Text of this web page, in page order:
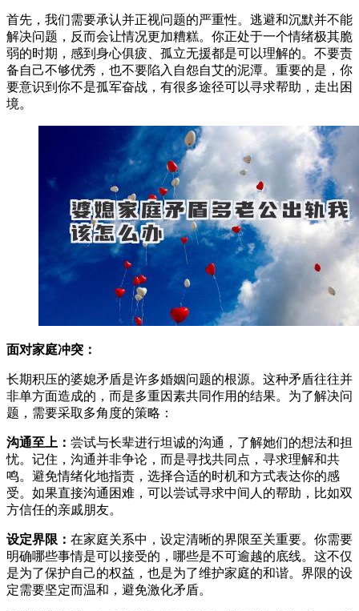
首先，我们需要承认并正视问题的严重性。逃避和沉默并不能
解决问题，反而会让情况更加糟糕。你正处于一个情绪极其脆
弱的时期，感到身心俱疲、孤立无援都是可以理解的。不要责
备自己不够优秀，也不要陷入自怨自艾的泥潭。重要的是，你
要意识到你不是孤军奋战，有很多途径可以寻求帮助，走出困
境。
面对家庭冲突：
长期积压的婆媳矛盾是许多婚姻问题的根源。这种矛盾往往并
非单方面造成的，而是多重因素共同作用的结果。为了解决问
题，需要采取多角度的策略：
沟通至上： 尝试与长辈进行坦诚的沟通，了解她们的想法和担
忧。记住，沟通并非争论，而是寻找共同点，寻求理解和共
鸣。避免情绪化地指责，选择合适的时机和方式表达你的感
受。如果直接沟通困难，可以尝试寻求中间人的帮助，比如双
方信任的亲戚朋友。
设定界限： 在家庭关系中，设定清晰的界限至关重要。你需要
明确哪些事情是可以接受的，哪些是不可逾越的底线。这不仅
是为了保护自己的权益，也是为了维护家庭的和谐。界限的设
定需要坚定而温和，避免激化矛盾。